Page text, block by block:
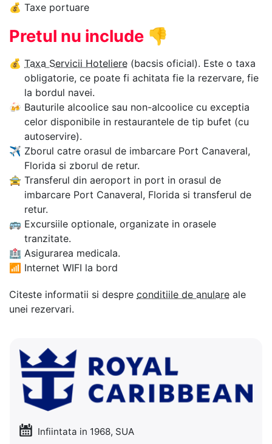
💰 Taxe portuare
Pretul nu include 👎
💰 Taxa Servicii Hoteliere (bacsis oficial). Este o taxa
obligatorie, ce poate fi achitata fie la rezervare, fie
la bordul navei.
🍻 Bauturile alcoolice sau non-alcoolice cu exceptia
celor disponibile in restaurantele de tip bufet (cu
autoservire).
✈ Zborul catre orasul de imbarcare Port Canaveral,
Florida si zborul de retur.
🚖 Transferul din aeroport in port in orasul de
imbarcare Port Canaveral, Florida si transferul de
retur.
🚌 Excursiile optionale, organizate in orasele
tranzitate.
🏥 Asigurarea medicala.
📶 Internet WIFI la bord
Citeste informatii si despre conditiile de anulare ale
unei rezervari.
Infiintata in 1968, SUA